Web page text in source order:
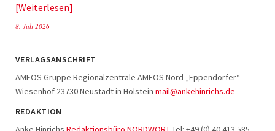
Weiterlesen
8. Juli 2026
VERLAGSANSCHRIFT
AMEOS Gruppe Regionalzentrale AMEOS Nord „Eppendorfer“
Wiesenhof 23730 Neustadt in Holstein mail@ankehinrichs.de
REDAKTION